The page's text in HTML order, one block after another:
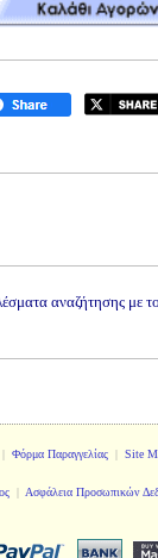
αναζήτησης με
Φόρμα Παραγγελίας| Site
| Ασφάλεια Προσωπικών